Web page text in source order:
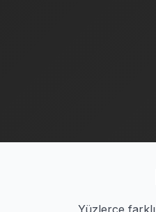
Yüzlerce